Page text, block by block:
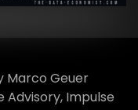
Marco Geuer
Advisory, Impulse